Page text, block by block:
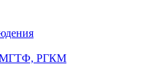
МГТФ, РГКМ